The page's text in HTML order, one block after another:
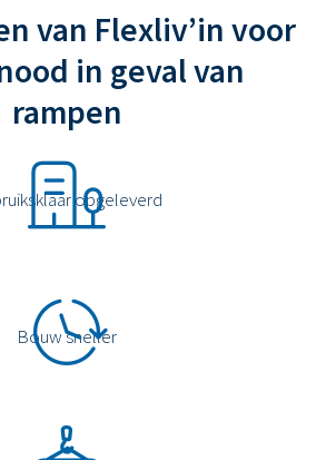
van Flexliv’in voor
in geval van
rampen
opgeleverd
Bouw sneller